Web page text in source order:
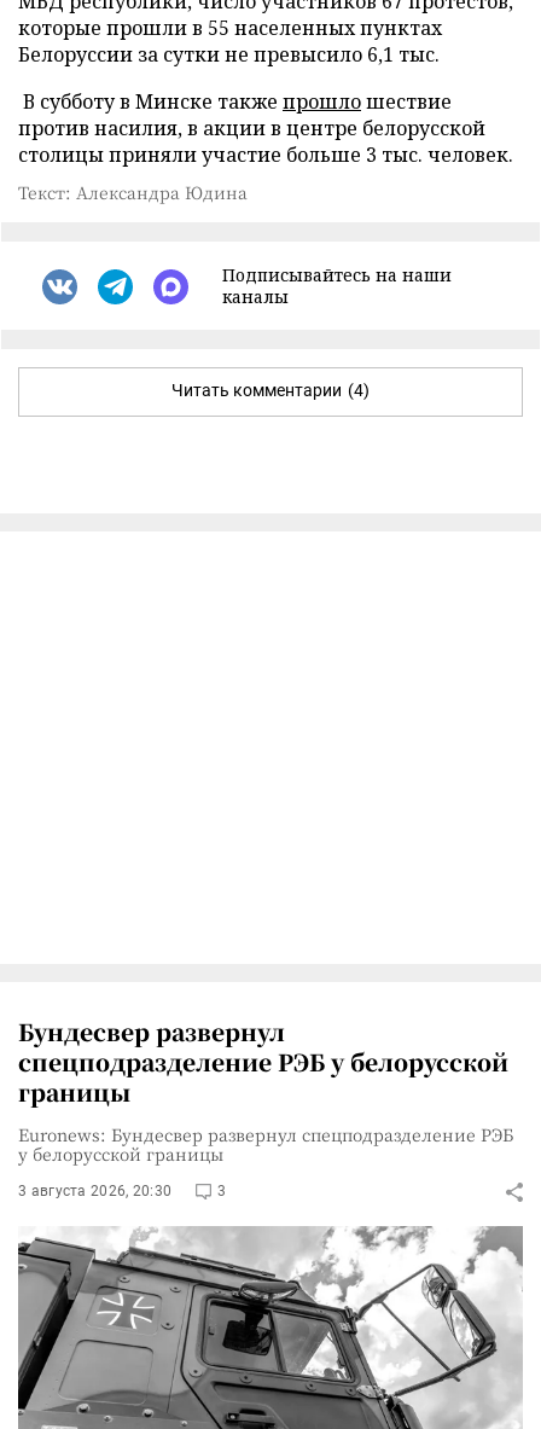
которые прошли в 55 населенных пунктах
Белоруссии за сутки не превысило 6,1 тыс.
В субботу в Минске также прошлошествие
против насилия, в акции в центре белорусской
столицы приняли участие больше 3 тыс. человек.
Текст: Александра Юдина
Подписывайтесь на наши
каналы
Читать комментарии (4)
Бундесвер развернул
спецподразделение РЭБ у белорусской
границы
Euronews: Бундесвер развернул спецподразделение РЭБ
у белорусской границы
3 августа 2026, 20:30 3